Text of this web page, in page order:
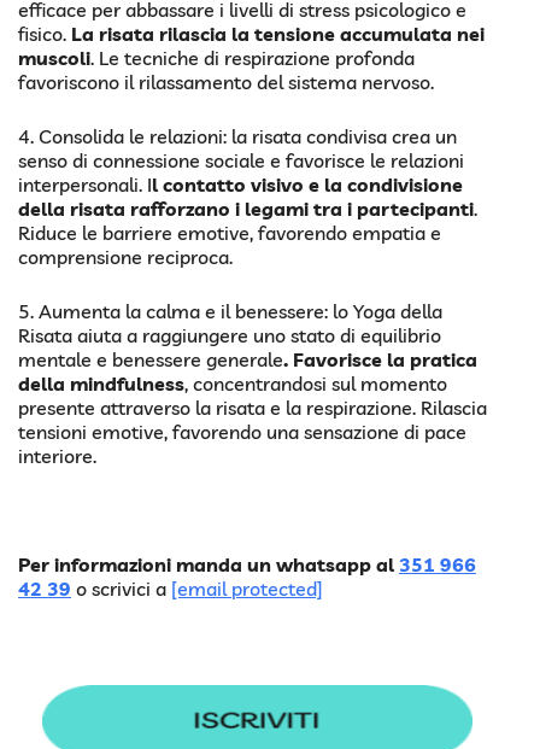
efficace per abbassare i livelli di stress psicologico e
fisico. La risata rilascia la tensione accumulata nei
muscoli. Le tecniche di respirazione profonda
favoriscono il rilassamento del sistema nervoso.
4. Consolida le relazioni: la risata condivisa crea un
senso di connessione sociale e favorisce le relazioni
interpersonali. Il contatto visivo e la condivisione
della risata rafforzano i legami tra i partecipanti.
Riduce le barriere emotive, favorendo empatia e
comprensione reciproca.
5. Aumenta la calma e il benessere: lo Yoga della
Risata aiuta a raggiungere uno stato di equilibrio
mentale e benessere generale. Favorisce la pratica
della mindfulness, concentrandosi sul momento
presente attraverso la risata e la respirazione. Rilascia
tensioni emotive, favorendo una sensazione di pace
interiore.
Per informazioni manda un whatsapp al351 966
42 39 o scrivici a [email protected]